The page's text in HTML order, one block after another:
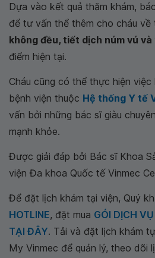
Dựa vào kết quả thăm khám,
để tư vấn thể thêm cho cháu về
không đều, tiết dịch núm vú
điểm hiện tại.
Cháu cũng có thể thực hiện
bệnh viện thuộc Hệ thống Y tế
vấn bởi những bác sĩ giàu
mạnh khỏe.
Được giải đáp bởi Bác sĩ Khoa
viện Đa khoa Quốc tế Vinmec
Để đặt lịch khám tại viện, Quý
HOTLINE, đặt mua GÓI DỊCH VỤ
TẠI ĐÂY. Tải và đặt lịch khám
My Vinmec để quản lý, theo dõi